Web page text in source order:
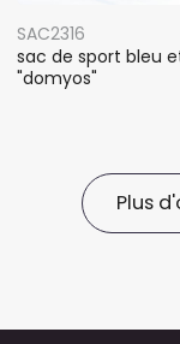
SAC2316
sac de sport bleu
"domyos"
Plus